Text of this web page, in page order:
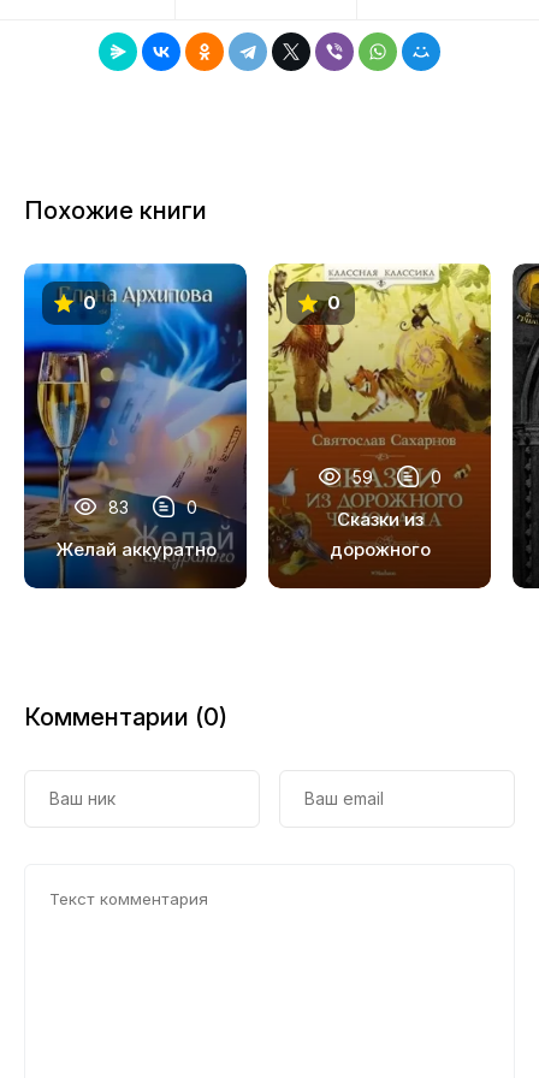
12
Похожие книги
0
83 0
Желай аккуратно
0
59 0
Сказки из
дорожного
чемодана
Комментарии (0)